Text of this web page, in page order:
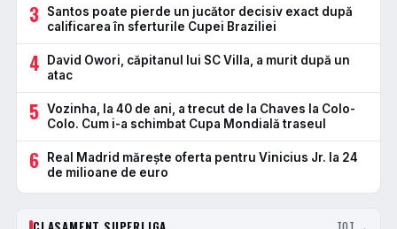
3
Santos poate pierde un jucător decisiv exact după
calificarea în sferturile Cupei Braziliei
4
David Owori, căpitanul lui SC Villa, a murit după un
atac
5
Vozinha, la 40 de ani, a trecut de la Chaves la Colo-
Colo. Cum i-a schimbat Cupa Mondială traseul
6
Real Madrid mărește oferta pentru Vinicius Jr. la 24
de milioane de euro
TOT →